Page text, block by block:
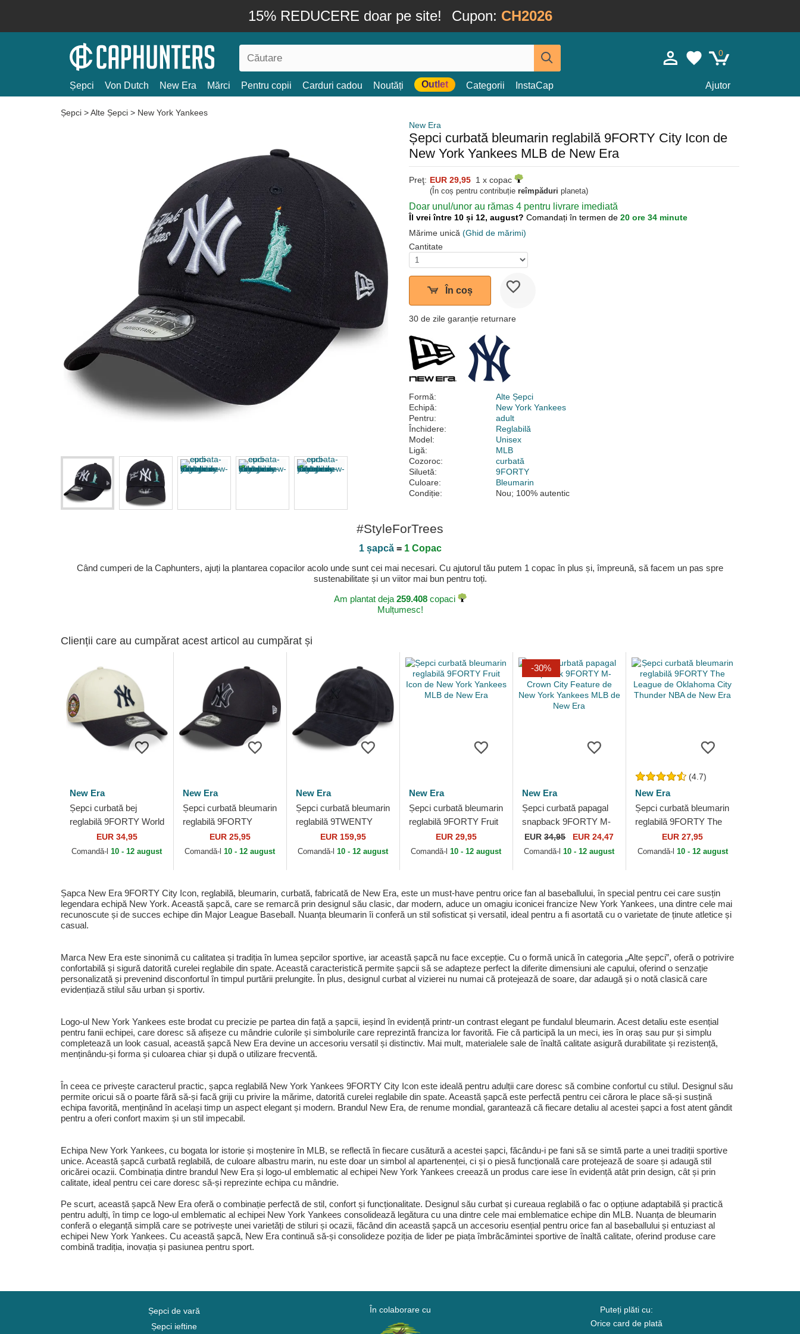
15% REDUCERE doar pe site! Cupon: CH2026
0
Șepci Von Dutch New Era Mărci Pentru copii Carduri cadou Noutăți Outlet Categorii InstaCap Ajutor
Șepci >Alte Șepci > New York Yankees
New Era
Șepci curbată bleumarin reglabilă 9FORTY City Icon de
New York Yankees MLB de New Era
Preţ: EUR 29,95 1 x copac
(În coș pentru contribuție reîmpăduri planeta)
Doar unul/unor au rămas 4 pentru livrare imediată
Îl vrei între 10 și 12, august? Comandați în termen de 20 ore 34 minute
Mărime unică (Ghid de mărimi)
Cantitate
În coș
30 de zile garanție returnare
Formă:
Alte Șepci
Echipă:
New York Yankees
Pentru:
adult
Închidere:
Reglabilă
Model:
Unisex
Ligă:
MLB
Cozoroc:
curbată
Siluetă:
9FORTY
Culoare:
Bleumarin
Condiție:
Nou; 100% autentic
#StyleForTrees
1 șapcă= 1 Copac
Când cumperi de la Caphunters, ajuți la plantarea copacilor acolo unde sunt cei mai necesari. Cu ajutorul tău putem 1 copac în plus și, împreună, să facem un pas spre
sustenabilitate și un viitor mai bun pentru toți.
Am plantat deja 259.408copaci
Mulțumesc!
Clienții care au cumpărat acest articol au cumpărat și
New Era
Șepci curbată bej
reglabilă 9FORTY World
Series de New York
Yankees MLB de New
EUR 34,95
Comandă-l10 - 12 august
New Era
Șepci curbată bleumarin
reglabilă 9FORTY
Outline de New York
Yankees MLB de New
EUR 25,95
Comandă-l10 - 12 august
New Era
Șepci curbată bleumarin
reglabilă 9TWENTY
Suede de New York
Yankees MLB de New
EUR 159,95
Comandă-l10 - 12 august
New Era
Șepci curbată bleumarin
reglabilă 9FORTY Fruit
Icon de New York
Yankees MLB de New
EUR 29,95
Comandă-l10 - 12 august
-30%
New Era
Șepci curbată papagal
snapback 9FORTY M-
Crown City Feature de
New York Yankees
EUR34,95 EUR 24,47
Comandă-l10 - 12 august
(4.7)
New Era
Șepci curbată bleumarin
reglabilă 9FORTY The
League de Oklahoma
City Thunder NBA de
EUR 27,95
Comandă-l 10 - 12 august
Șapca New Era 9FORTY City Icon, reglabilă, bleumarin, curbată, fabricată de New Era, este un must-have pentru orice fan al baseballului, în special pentru cei care susțin
legendara echipă New York. Această șapcă, care se remarcă prin designul său clasic, dar modern, aduce un omagiu iconicei francize New York Yankees, una dintre cele mai
recunoscute și de succes echipe din Major League Baseball. Nuanța bleumarin îi conferă un stil sofisticat și versatil, ideal pentru a fi asortată cu o varietate de ținute atletice și
casual.
Marca New Era este sinonimă cu calitatea și tradiția în lumea șepcilor sportive, iar această șapcă nu face excepție. Cu o formă unică în categoria „Alte șepci”, oferă o potrivire
confortabilă și sigură datorită curelei reglabile din spate. Această caracteristică permite șapcii să se adapteze perfect la diferite dimensiuni ale capului, oferind o senzație
personalizată și prevenind disconfortul în timpul purtării prelungite. În plus, designul curbat al vizierei nu numai că protejează de soare, dar adaugă și o notă clasică care
evidențiază stilul său urban și sportiv.
Logo-ul New York Yankees este brodat cu precizie pe partea din față a șapcii, ieșind în evidență printr-un contrast elegant pe fundalul bleumarin. Acest detaliu este esențial
pentru fanii echipei, care doresc să afișeze cu mândrie culorile și simbolurile care reprezintă franciza lor favorită. Fie că participă la un meci, ies în oraș sau pur și simplu
completează un look casual, această șapcă New Era devine un accesoriu versatil și distinctiv. Mai mult, materialele sale de înaltă calitate asigură durabilitate și rezistență,
menținându-și forma și culoarea chiar și după o utilizare frecventă.
În ceea ce privește caracterul practic, șapca reglabilă New York Yankees 9FORTY City Icon este ideală pentru adulții care doresc să combine confortul cu stilul. Designul său
permite oricui să o poarte fără să-și facă griji cu privire la mărime, datorită curelei reglabile din spate. Această șapcă este perfectă pentru cei cărora le place să-și susțină
echipa favorită, menținând în același timp un aspect elegant și modern. Brandul New Era, de renume mondial, garantează că fiecare detaliu al acestei șapci a fost atent gândit
pentru a oferi confort maxim și un stil impecabil.
Echipa New York Yankees, cu bogata lor istorie și moștenire în MLB, se reflectă în fiecare cusătură a acestei șapci, făcându-i pe fani să se simtă parte a unei tradiții sportive
unice. Această șapcă curbată reglabilă, de culoare albastru marin, nu este doar un simbol al apartenenței, ci și o piesă funcțională care protejează de soare și adaugă stil
oricărei ocazii. Combinația dintre brandul New Era și logo-ul emblematic al echipei New York Yankees creează un produs care iese în evidență atât prin design, cât și prin
calitate, ideal pentru cei care doresc să-și reprezinte echipa cu mândrie.
Pe scurt, această șapcă New Era oferă o combinație perfectă de stil, confort și funcționalitate. Designul său curbat și cureaua reglabilă o fac o opțiune adaptabilă și practică
pentru adulți, în timp ce logo-ul emblematic al echipei New York Yankees consolidează legătura cu una dintre cele mai emblematice echipe din MLB. Nuanța de bleumarin
conferă o eleganță simplă care se potrivește unei varietăți de stiluri și ocazii, făcând din această șapcă un accesoriu esențial pentru orice fan al baseballului și entuziast al
echipei New York Yankees. Cu această șapcă, New Era continuă să-și consolideze poziția de lider pe piața îmbrăcămintei sportive de înaltă calitate, oferind produse care
combină tradiția, inovația și pasiunea pentru sport.
Șepci de vară
Șepci ieftine
În colaborare cu
Puteți plăti cu:
Orice card de plată